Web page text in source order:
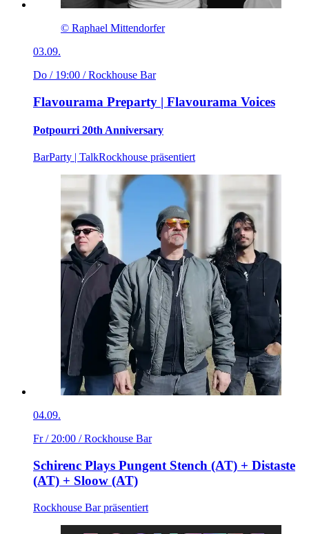
© Raphael Mittendorfer
03.09.
Do / 19:00 / Rockhouse Bar
Flavourama Preparty | Flavourama Voices
Potpourri 20th Anniversary
BarParty | TalkRockhouse präsentiert
04.09.
Fr / 20:00 / Rockhouse Bar
Schirenc Plays Pungent Stench (AT) + Distaste
(AT) + Sloow (AT)
Rockhouse Bar präsentiert